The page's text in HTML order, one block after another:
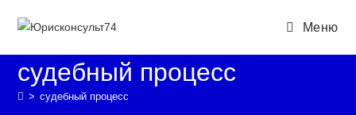
Меню
судебный процесс
> судебный процесс